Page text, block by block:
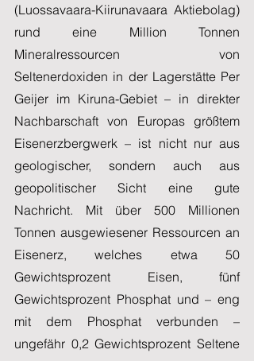
(Luossavaara-Kiirunavaara Aktiebolag)
rund eine Million Tonnen
Mineralressourcen von
Seltenerdoxiden in der Lagerstätte Per
Geijer im Kiruna-Gebiet – in direkter
Nachbarschaft von Europas größtem
Eisenerzbergwerk – ist nicht nur aus
geologischer, sondern auch aus
geopolitischer Sicht eine gute
Nachricht. Mit über 500 Millionen
Tonnen ausgewiesener Ressourcen an
Eisenerz, welches etwa 50
Gewichtsprozent Eisen, fünf
Gewichtsprozent Phosphat und – eng
mit dem Phosphat verbunden –
ungefähr 0,2 Gewichtsprozent Seltene